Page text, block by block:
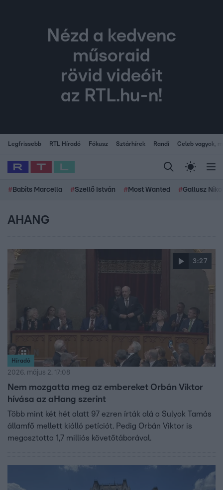
Nézd a kedvenc
műsoraid
rövid videóit
az RTL.hu-n!
Legfrissebb RTL Híradó Fókusz Sztárhírek Randi Celeb vagyok,
# Babits Marcella #Szellő István # Most Wanted #Gallusz
AHANG
3:27
Híradó
2026. május 2. 17:08
Nem mozgatta meg az embereket Orbán Viktor
hívása az aHang szerint
Több mint két hét alatt 97 ezren írták alá a Sulyok Tamás
államfő mellett kiálló petíciót. Pedig Orbán Viktor is
megosztotta 1,7 milliós követőtáborával.